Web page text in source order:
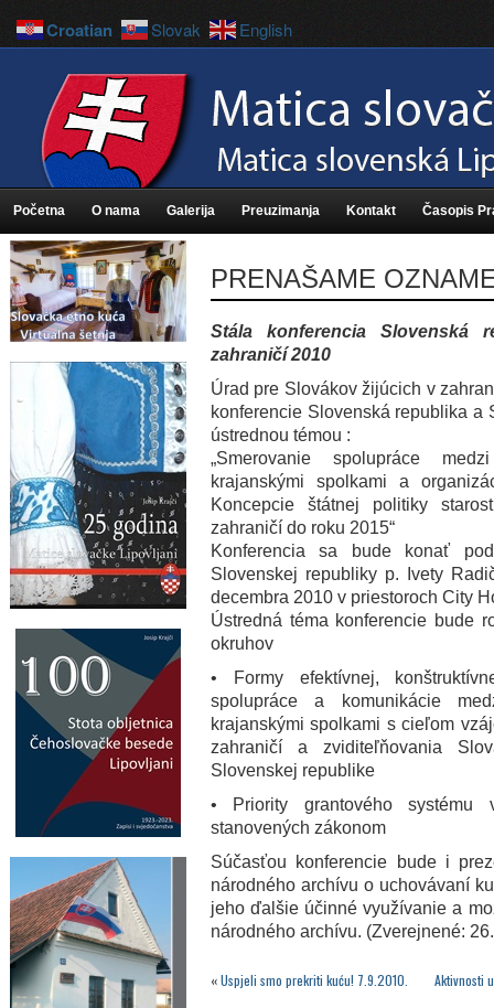
Početna O nama Galerija Preuzimanja Kontakt Časopis
PRENAŠAME
Stála konferencia Slovenská
zahraničí 2010
Úrad pre Slovákov žijúcich v
konferencie Slovenská republika
ústrednou témou :
„Smerovanie spolupráce
krajanskými spolkami a
Koncepcie štátnej politiky
zahraničí do roku 2015“
Konferencia sa bude konať
Slovenskej republiky p. Ivety
decembra 2010 v priestoroch City
Ústredná téma konferencie bude
okruhov
• Formy efektívnej,
spolupráce a komunikácie
krajanskými spolkami s cieľom
zahraničí a zviditeľňovania
Slovenskej republike
• Priority grantového systému
stanovených zákonom
Súčasťou konferencie bude i
národného archívu o uchovávaní
jeho ďalšie účinné využívanie a
národného archívu. (Zverejnené:
«Uspjeli smo prekriti kuću! 7.9.2010. Aktivnosti
Croatian Slovak English